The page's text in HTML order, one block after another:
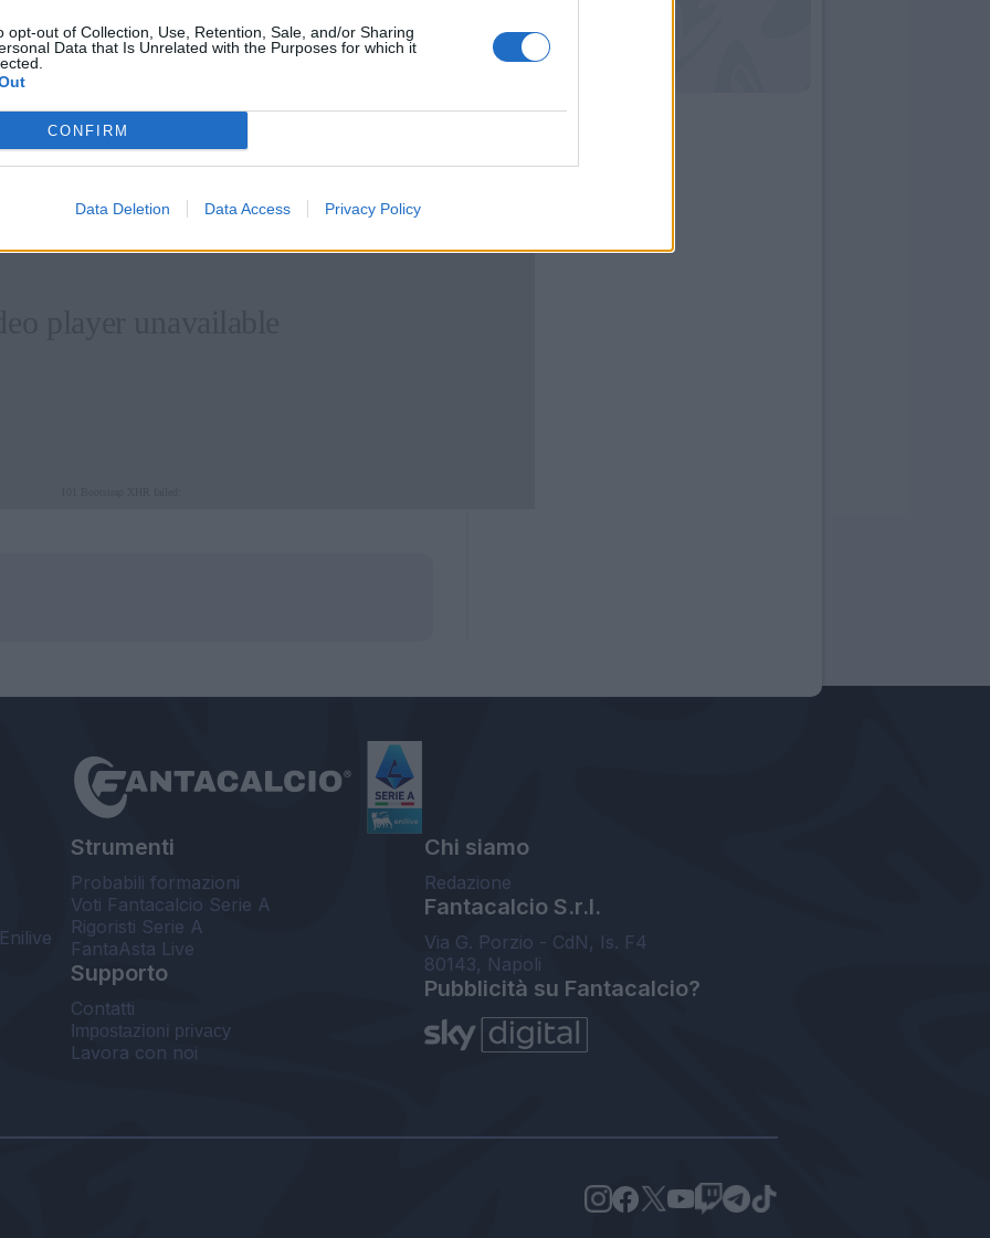
opt-out of Collection, Use, Retention, Sale, and/or Sharing
Data that Is Unrelated with the Purposes for which it
CONFIRM
Data Deletion Data Access Privacy Policy
Strumenti
Probabili formazioni
Voti Fantacalcio Serie A
Rigoristi Serie A
FantaAsta Live
Supporto
Contatti
Impostazioni privacy
Lavora con noi
Chi siamo
Redazione
Fantacalcio S.r.l.
Via G. Porzio - CdN, Is. F4
80143, Napoli
Pubblicità su Fantacalcio?